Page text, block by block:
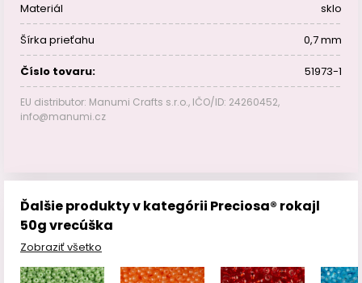
Materiál sklo
Šírka prieťahu 0,7 mm
Číslo tovaru: 51973-1
EU distributor: Manumi Crafts s.r.o., IČO/ID: 24260452,
info@manumi.cz
Ďalšie produkty v kategórii Preciosa® rokajl
50g vrecúška
Zobraziť všetko